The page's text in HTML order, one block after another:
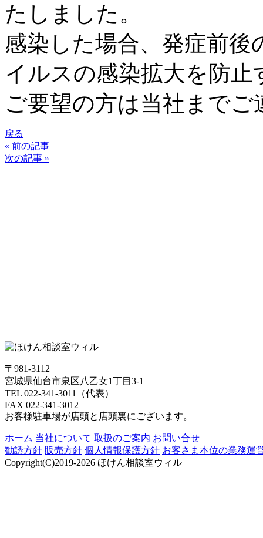
たしました。
感染した場合、発症前
イルスの感染拡大を防
ご要望の方は当社までご
戻る
« 前の記事
次の記事 »
〒981-3112
宮城県仙台市泉区八乙女1丁目3-1
TEL 022-341-3011（代表）
FAX 022-341-3012
お客様駐車場が店頭と店頭裏にございます。
ホーム 当社について 取扱のご案内 お問い合せ
勧誘方針 販売方針 個人情報保護方針 お客さま本位の業務運
Copyright(C)2019-2026 ほけん相談室ウィル